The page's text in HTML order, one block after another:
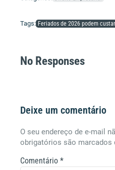
Tags: Feriados de 2026 podem
No Responses
Deixe um comentário
O seu endereço de e-mail
obrigatórios são marcados
Comentário *